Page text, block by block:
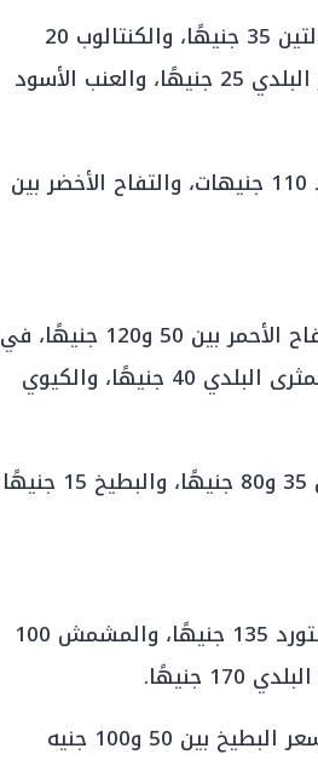
سجلت أسعار الفاكهة تفاوتًا واسعًا حيث بلغ سعر التين 35 جنيهًا، والكنتالوب 20
جنيهًا، والشمام بين 10 و25 جنيهًا، والعنب الأخضر البلدي 25 جنيهًا، والعنب الأسود
وبلغ سعر الموز البلدي 35 جنيهًا، والموز المستورد 110 جنيهات، والتفاح الأخضر بين
تراوح سعر التفاح الأصفر بين 40 و120 جنيهًا، والتفاح الأحمر بين 50 و120 جنيهًا، في
حين بلغ سعر الكمثرى المستوردة 135 جنيهًا، والكمثرى البلدي 40 جنيهًا، والكيوي
كما سجل الأفوكادو 180 جنيهًا، والخوخ البلدي بين 35 و80 جنيهًا، والبطيخ 15 جنيهًا
بلغ سعر البرقوق البلدي بين 40 و80 جنيهًا، والمستورد 135 جنيهًا، والمشمش 100
أما الخوخ فقد تراوح بين 35 و80 جنيهًا، بينما بلغ سعر البطيخ بين 50 و100 جنيه